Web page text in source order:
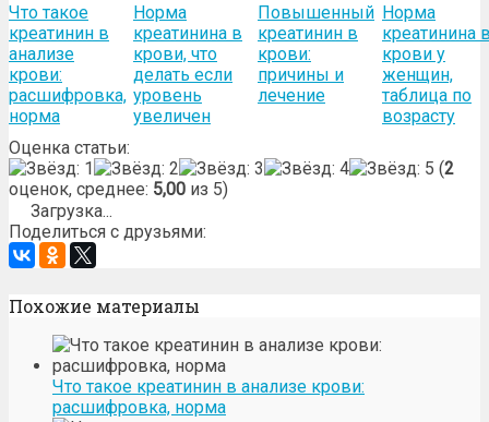
Что такое
креатинин в
анализе
крови:
расшифровка,
норма
Норма
креатинина в
крови, что
делать если
уровень
увеличен
Повышенный
креатинин в
крови:
причины и
лечение
Норма
креатинина
крови у
женщин,
таблица по
возрасту
Оценка статьи:
(2
оценок, среднее: 5,00 из 5)
Загрузка...
Поделиться с друзьями:
Похожие материалы
Что такое креатинин в анализе крови:
расшифровка, норма